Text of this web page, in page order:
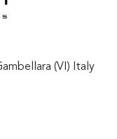
(VI) Italy